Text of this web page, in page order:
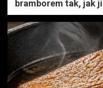
bramborem tak, jak